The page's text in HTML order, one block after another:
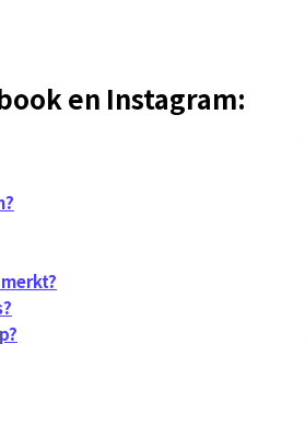
en Instagram: